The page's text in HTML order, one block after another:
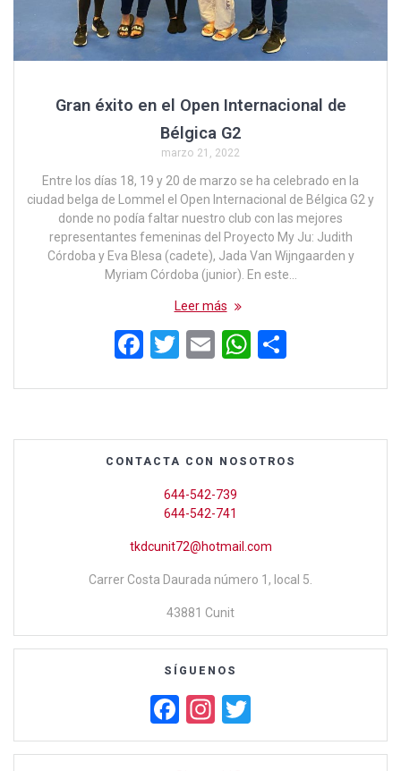
Gran éxito en el Open Internacional de
Bélgica G2
marzo 21, 2022
Entre los días 18, 19 y 20 de marzo se ha celebrado en la
ciudad belga de Lommel el Open Internacional de Bélgica G2 y
donde no podía faltar nuestro club con las mejores
representantes femeninas del Proyecto My Ju: Judith
Córdoba y Eva Blesa (cadete), Jada Van Wijngaarden y
Myriam Córdoba (junior). En este…
Leer más
F
b
o
o
k
T
er
E W
s
A
p
ar
CONTACTA CON NOSOTROS
644-542-739
644-542-741
tkdcunit72@hotmail.com
Carrer Costa Daurada número 1, local 5.
43881 Cunit
SÍGUENOS
F
a
In
st wi